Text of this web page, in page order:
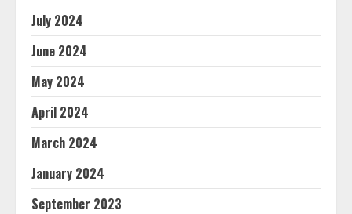
July 2024
June 2024
May 2024
April 2024
March 2024
January 2024
September 2023